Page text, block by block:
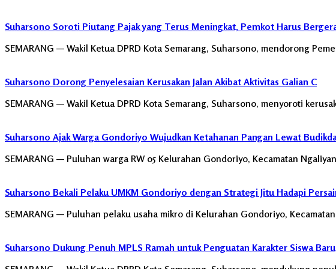
Suharsono Soroti Piutang Pajak yang Terus Meningkat, Pemkot Harus
SEMARANG — Wakil Ketua DPRD Kota Semarang, Suharsono, mendorong
Suharsono Dorong Penyelesaian Kerusakan Jalan Akibat Aktivitas Galian C
SEMARANG — Wakil Ketua DPRD Kota Semarang, Suharsono, menyoroti
Suharsono Ajak Warga Gondoriyo Wujudkan Ketahanan Pangan Lewat
SEMARANG — Puluhan warga RW 05 Kelurahan Gondoriyo, Kecamatan
Suharsono Bekali Pelaku UMKM Gondoriyo dengan Strategi Jitu Hadapi
SEMARANG — Puluhan pelaku usaha mikro di Kelurahan Gondoriyo,
Suharsono Dukung Penuh MPLS Ramah untuk Penguatan Karakter Siswa Baru